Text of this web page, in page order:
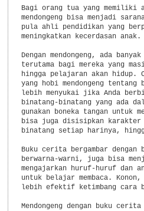
Bagi orang tua yang memiliki
mendongeng bisa menjadi
pula ahli pendidikan yang
meningkatkan kecerdasan anak.
Dengan mendongeng, ada
terutama bagi mereka yang
hingga pelajaran akan hidup.
yang hobi mendongeng
lebih menyukai jika Anda
binatang-binatang yang ada
gunakan boneka tangan untuk
bisa juga disisipkan karakter
binatang setiap harinya,
Buku cerita bergambar
berwarna-warni, juga bisa
mengajarkan huruf-huruf dan
untuk belajar membaca.
lebih efektif ketimbang cara
Mendongeng dengan buku